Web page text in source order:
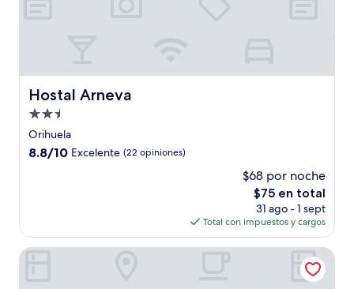
Hostal Arneva
Hostal Arneva
Propiedad
de
2.5
Orihuela
8.8
8.8/10 Excelente (22 opiniones)
$68 por noche
El
precio
actual
es
de
$75 en total
31 ago - 1 sept
Total con impuestos y cargos
BENNINGTON